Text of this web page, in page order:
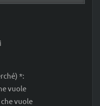
*:
vuole
vuole